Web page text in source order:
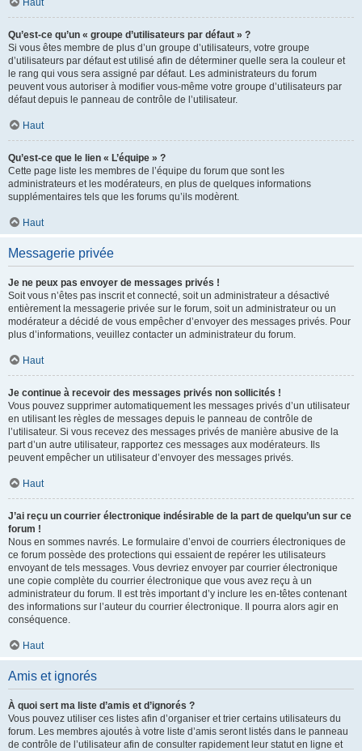
Haut
Qu’est-ce qu’un « groupe d’utilisateurs par défaut » ?
Si vous êtes membre de plus d’un groupe d’utilisateurs, votre groupe
d’utilisateurs par défaut est utilisé afin de déterminer quelle sera la couleur et
le rang qui vous sera assigné par défaut. Les administrateurs du forum
peuvent vous autoriser à modifier vous-même votre groupe d’utilisateurs par
défaut depuis le panneau de contrôle de l’utilisateur.
Haut
Qu’est-ce que le lien « L’équipe » ?
Cette page liste les membres de l’équipe du forum que sont les
administrateurs et les modérateurs, en plus de quelques informations
supplémentaires tels que les forums qu’ils modèrent.
Haut
Messagerie privée
Je ne peux pas envoyer de messages privés !
Soit vous n’êtes pas inscrit et connecté, soit un administrateur a désactivé
entièrement la messagerie privée sur le forum, soit un administrateur ou un
modérateur a décidé de vous empêcher d’envoyer des messages privés. Pour
plus d’informations, veuillez contacter un administrateur du forum.
Haut
Je continue à recevoir des messages privés non sollicités !
Vous pouvez supprimer automatiquement les messages privés d’un utilisateur
en utilisant les règles de messages depuis le panneau de contrôle de
l’utilisateur. Si vous recevez des messages privés de manière abusive de la
part d’un autre utilisateur, rapportez ces messages aux modérateurs. Ils
peuvent empêcher un utilisateur d’envoyer des messages privés.
Haut
J’ai reçu un courrier électronique indésirable de la part de quelqu’un sur ce
forum !
Nous en sommes navrés. Le formulaire d’envoi de courriers électroniques de
ce forum possède des protections qui essaient de repérer les utilisateurs
envoyant de tels messages. Vous devriez envoyer par courrier électronique
une copie complète du courrier électronique que vous avez reçu à un
administrateur du forum. Il est très important d’y inclure les en-têtes contenant
des informations sur l’auteur du courrier électronique. Il pourra alors agir en
conséquence.
Haut
Amis et ignorés
À quoi sert ma liste d’amis et d’ignorés ?
Vous pouvez utiliser ces listes afin d’organiser et trier certains utilisateurs du
forum. Les membres ajoutés à votre liste d’amis seront listés dans le panneau
de contrôle de l’utilisateur afin de consulter rapidement leur statut en ligne et